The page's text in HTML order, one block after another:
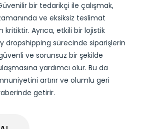
bir tedarikçi ile çalışmak,
ve eksiksiz teslimat
kritiktir. Ayrıca, etkili bir lojistik
dropshipping sürecinde siparişlerin
ve sorunsuz bir şekilde
yardımcı olur. Bu da
artırır ve olumlu geri
getirir.